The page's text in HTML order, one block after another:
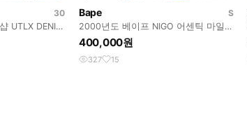
30
UTLX DENIM
Bape
S
2000년도 베이프 NIGO 어센틱 마일로
SAD FACE 팬츠 블랙
400,000원
327 15